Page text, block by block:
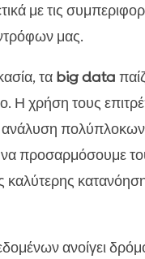
με τις
μας.
τα big data
Η χρήση τους
ανάλυση
προσαρμόσουμε
ανοίγει